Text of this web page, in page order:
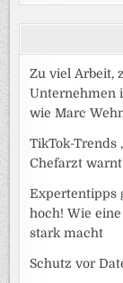
Zu viel Arbeit,
Unternehmen
wie Marc
TikTok-Trends
Chefarzt
Expertentipps
hoch! Wie
stark macht
Schutz vor